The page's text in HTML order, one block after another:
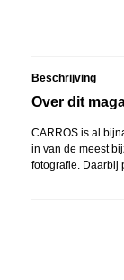
Beschrijving
Over dit
CARROS is al
in van de meest
fotografie. Daarbij